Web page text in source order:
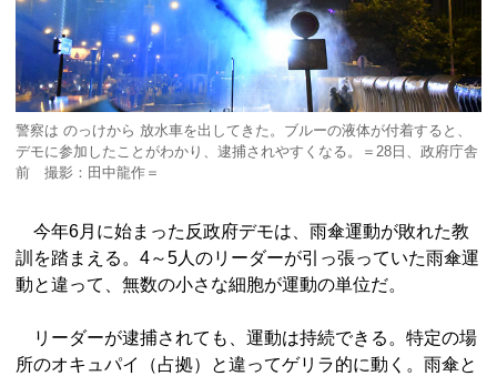
警察は のっけから 放水車を出してきた。ブルーの液体が付着すると、
デモに参加したことがわかり、逮捕されやすくなる。＝28日、政府庁舎
前 撮影：田中龍作＝
今年6月に始まった反政府デモは、雨傘運動が敗れた教
訓を踏まえる。4～5人のリーダーが引っ張っていた雨傘運
動と違って、無数の小さな細胞が運動の単位だ。
リーダーが逮捕されても、運動は持続できる。特定の場
所のオキュパイ（占拠）と違ってゲリラ的に動く。雨傘と